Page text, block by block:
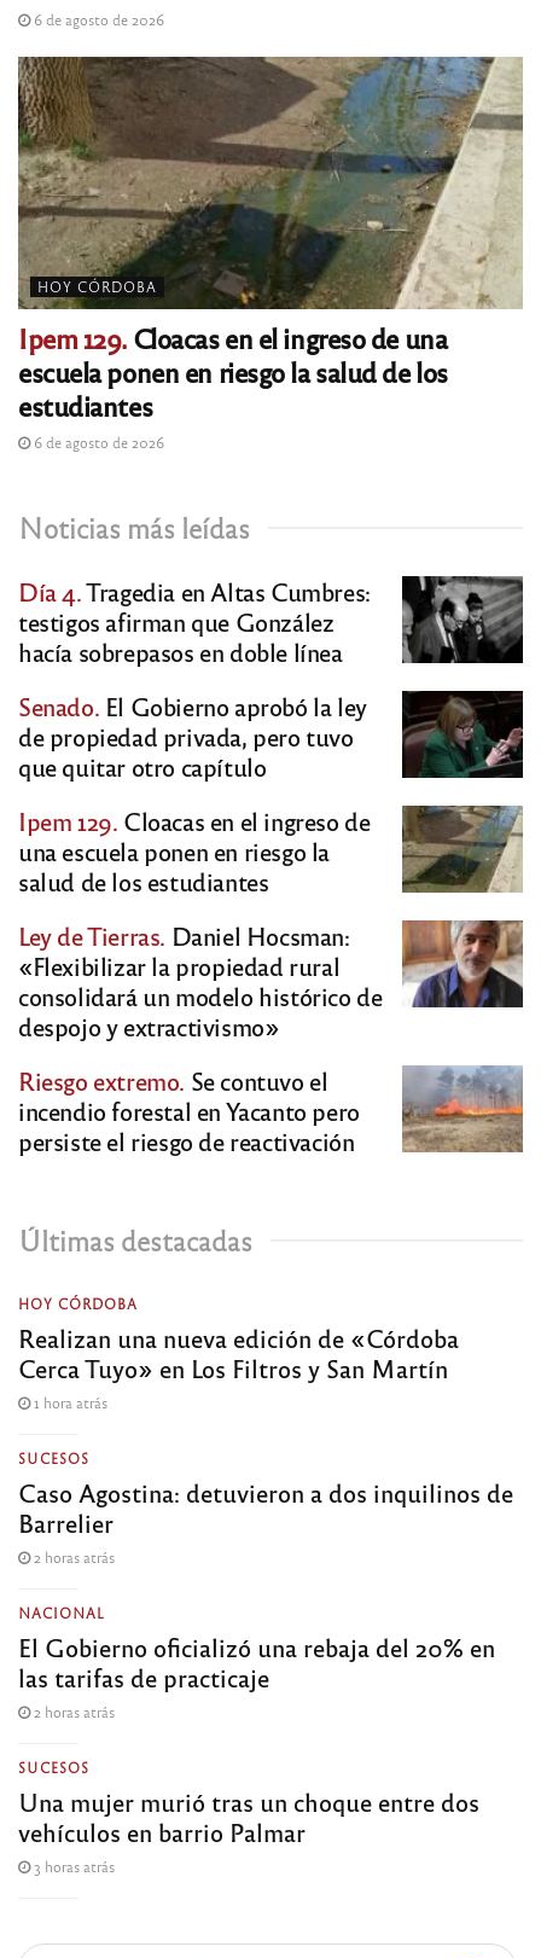
6 de agosto de 2026
HOY CÓRDOBA
Ipem 129. Cloacas en el ingreso de una
escuela ponen en riesgo la salud de los
estudiantes
6 de agosto de 2026
Noticias más leídas
Día 4.Tragedia en Altas Cumbres:
testigos afirman que González
hacía sobrepasos en doble línea
Senado. El Gobierno aprobó la ley
de propiedad privada, pero tuvo
que quitar otro capítulo
Ipem 129. Cloacas en el ingreso de
una escuela ponen en riesgo la
salud de los estudiantes
Ley de Tierras. Daniel Hocsman:
«Flexibilizar la propiedad rural
consolidará un modelo histórico de
despojo y extractivismo»
Riesgo extremo. Se contuvo el
incendio forestal en Yacanto pero
persiste el riesgo de reactivación
Últimas destacadas
HOY CÓRDOBA
Realizan una nueva edición de «Córdoba
Cerca Tuyo» en Los Filtros y San Martín
1 hora atrás
SUCESOS
Caso Agostina: detuvieron a dos inquilinos de
Barrelier
2 horas atrás
NACIONAL
El Gobierno oficializó una rebaja del 20% en
las tarifas de practicaje
2 horas atrás
SUCESOS
Una mujer murió tras un choque entre dos
vehículos en barrio Palmar
3 horas atrás